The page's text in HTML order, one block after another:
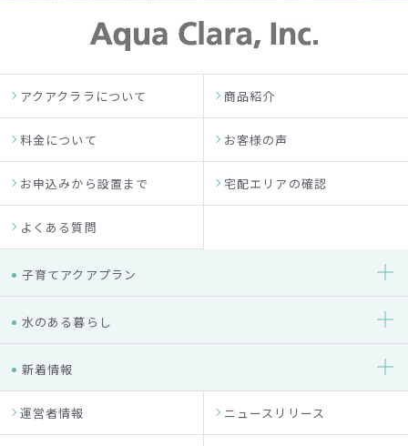
アクアクララについて 商品紹介
料金について お客様の声
お申込みから設置まで 宅配エリアの確認
よくある質問
子育てアクアプラン
水のある暮らし
新着情報
運営者情報 ニュースリリース